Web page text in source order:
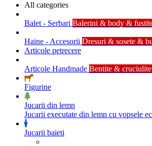
All categories
Balet - Serbari Balerini & body &
Haine - Accesorii Dresuri & sosete &
Articole petrecere
Articole Handmade Bentite &
Figurine
Jucarii din lemn
Jucarii executate din lemn cu vopsele
Jucarii baieti